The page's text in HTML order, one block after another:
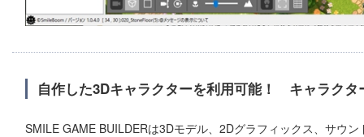
自作した3Dキャラクターを利用可能！ キャラクタ
SMILE GAME BUILDERは3Dモデル、2Dグラフィックス、サウ